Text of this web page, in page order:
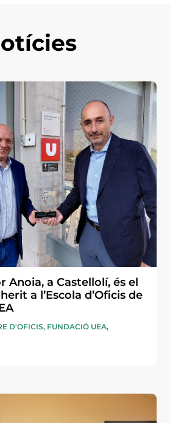
Anoia, a Castellolí, és el
a l’Escola d’Oficis de
D'OFICIS, FUNDACIÓ UEA,